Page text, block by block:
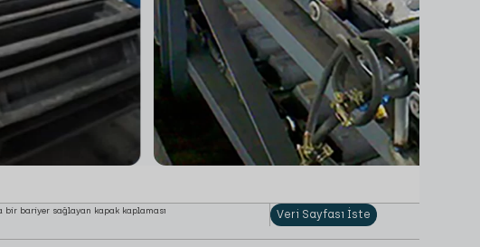
bir bariyer sağlayan kapak kaplaması Veri Sayfası İste